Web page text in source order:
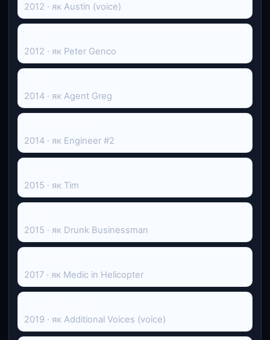
2012 · як Austin (voice)
2012 · як Peter Genco
2014 · як Agent Greg
2014 · як Engineer #2
2015 · як Tim
2015 · як Drunk Businessman
2017 · як Medic in Helicopter
2019 · як Additional Voices (voice)